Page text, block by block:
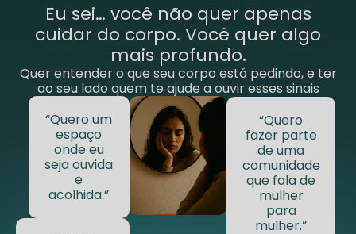
Eu sei… você não quer apenas
cuidar do corpo. Você quer algo
mais profundo.
Quer entender o que seu corpo está pedindo, e ter
ao seu lado quem te ajude a ouvir esses sinais
“Quero um
espaço
onde eu
seja ouvida
e
acolhida.”
“Quero
fazer parte
de uma
comunidade
que fala de
mulher
para
mulher.”